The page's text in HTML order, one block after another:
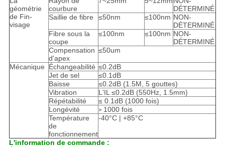
géométrie
de Fin-
visage
courbure
DÉTERMINÉ
Saillie de fibre
≤50nm ≤100nm NON-
DÉTERMINÉ
Fibre sous la
coupe
≤100nm ≤100nm NON-
DÉTERMINÉ
Compensation
d'apex
≤50um
Mécanique Échangeabilité ≤0.2dB
Jet de sel
≤0.1dB
Baisse
≤0.2dB (1.5M, 5 gouttes)
Vibration
L'IL ≤0.2dB (550Hz, 1.5mm)
Répétabilité
≤ 0.1dB (1000 fois)
Longévité
> 1000 fois
Température
de
fonctionnement
-40°C | +85°C
L'information de commande :